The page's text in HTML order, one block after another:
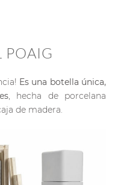
POAIG
Es una botella única,
, hecha de porcelana
de madera.